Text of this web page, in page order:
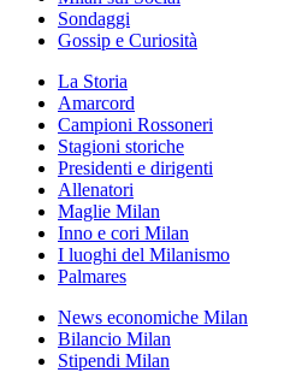
Sondaggi
Gossip e Curiosità
La Storia
Amarcord
Campioni Rossoneri
Stagioni storiche
Presidenti e dirigenti
Allenatori
Maglie Milan
Inno e cori Milan
I luoghi del Milanismo
Palmares
News economiche Milan
Bilancio Milan
Stipendi Milan